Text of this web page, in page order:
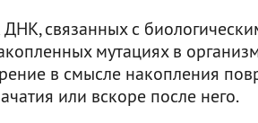
связанных с
мутациях в
в смысле накопления
или вскоре после него.